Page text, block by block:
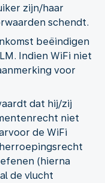
zijn/haar
schendt.
beëindigen
Indien WiFi niet
voor
dat hij/zij
niet
de WiFi
(hierna
de vlucht